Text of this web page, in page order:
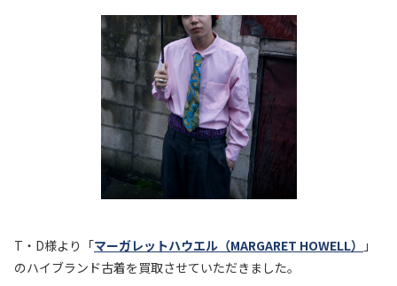
T・D様より「マーガレットハウエル（MARGARET HOWELL）
」
のハイブランド古着を買取させていただきました。